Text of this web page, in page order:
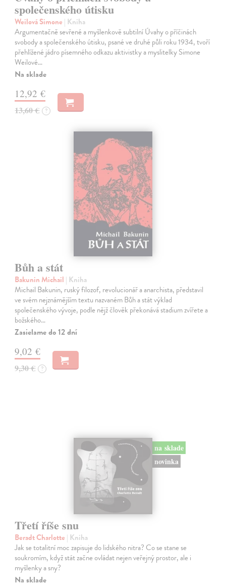
společenského útisku
Weilová Simone | Kniha
Argumentačně sevřené a myšlenkově subtilní Úvahy o příčinách
svobody a společenského útisku, psané ve druhé půli roku 1934, tvoří
přehlížené jádro písemného odkazu aktivistky a myslitelky Simone
Weilové…
Na sklade
12,92 €
13,60 € ?
Bůh a stát
Bakunin Michail | Kniha
Michail Bakunin, ruský filozof, revolucionář a anarchista, představil
ve svém nejznámějším textu nazvaném Bůh a stát výklad
společenského vývoje, podle nějž člověk překonává stadium zvířete a
božského…
Zasielame do 12 dní
9,02 €
9,30 € ?
na sklade
novinka
Třetí říše snu
Beradt Charlotte | Kniha
Jak se totalitní moc zapisuje do lidského nitra? Co se stane se
soukromím, když stát začne ovládat nejen veřejný prostor, ale i
myšlenky a sny?
Na sklade